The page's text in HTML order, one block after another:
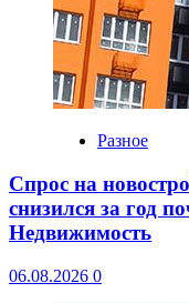
Разное
Спрос на
снизился за год
Недвижимость
06.08.2026 0